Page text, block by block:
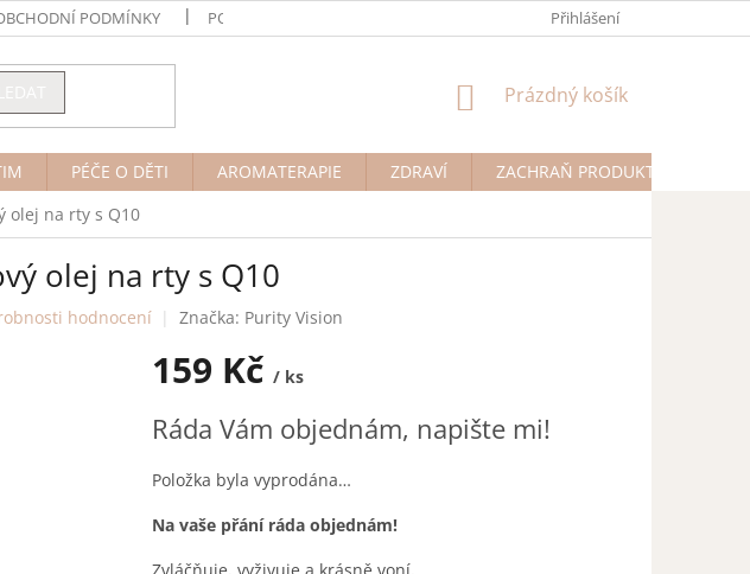
PODMÍNKY PODMÍNKY OCHRANY OSOBNÍCH ÚDAJŮ Přihlášení
NÁKUPNÍ
Prázdný košík
PÉČE O DĚTI AROMATERAPIE ZDRAVÍ ZACHRAŇ PRODUKT
olej na rty s Q10
olej na rty s Q10
hodnocení Značka: Purity Vision
159 Kč / ks
cena:
Ráda Vám objednám, napište mi!
Položka byla vyprodána…
Na vaše přání ráda objednám!